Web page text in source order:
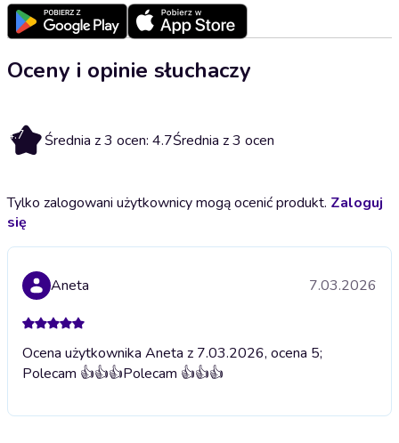
Oceny i opinie słuchaczy
4.7 Średnia z 3 ocen: 4.7Średnia z 3 ocen
Tylko zalogowani użytkownicy mogą ocenić produkt. Zaloguj
się
Aneta 7.03.2026
Ocena użytkownika Aneta z 7.03.2026, ocena 5;
Polecam 👍👍👍Polecam 👍👍👍